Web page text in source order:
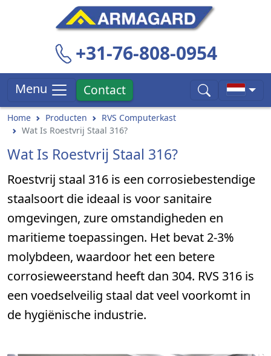
+31-76-808-0954
Menu Contact
Home Producten
RVS Computerkast
Wat Is Roestvrij Staal 316?
Wat Is Roestvrij Staal 316?
Roestvrij staal 316 is een corrosiebestendige
staalsoort die ideaal is voor sanitaire
omgevingen, zure omstandigheden en
maritieme toepassingen. Het bevat 2-3%
molybdeen, waardoor het een betere
corrosieweerstand heeft dan 304. RVS 316 is
een voedselveilig staal dat veel voorkomt in
de hygiënische industrie.